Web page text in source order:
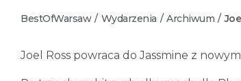
BestOfWarsaw / Wydarzenia / Archiwum /
Joel Ross powraca do Jassmine z